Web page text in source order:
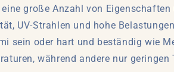
große Anzahl von
UV-Strahlen und hohe
sein oder hart und beständig wie
während andere nur